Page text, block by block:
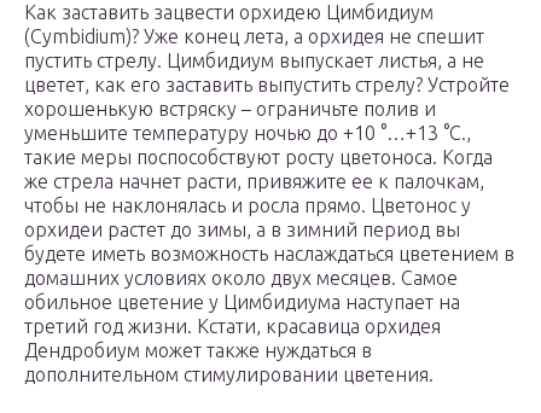
Как заставить зацвести орхидею Цимбидиум
(Cymbidium)? Уже конец лета, а орхидея не спешит
пустить стрелу. Цимбидиум выпускает листья, а не
цветет, как его заставить выпустить стрелу? Устройте
хорошенькую встряску – ограничьте полив и
уменьшите температуру ночью до +10 °…+13 °С.,
такие меры поспособствуют росту цветоноса. Когда
же стрела начнет расти, привяжите ее к палочкам,
чтобы не наклонялась и росла прямо. Цветонос у
орхидеи растет до зимы, а в зимний период вы
будете иметь возможность наслаждаться цветением в
домашних условиях около двух месяцев. Самое
обильное цветение у Цимбидиума наступает на
третий год жизни. Кстати, красавица орхидея
Дендробиум может также нуждаться в
дополнительном стимулировании цветения.